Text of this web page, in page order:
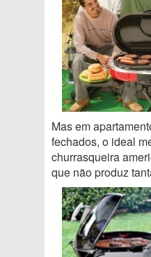
Mas em
fechados, o ideal
churrasqueira
que não produz